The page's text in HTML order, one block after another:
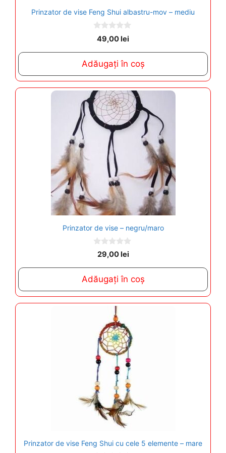
Prinzator de vise Feng Shui albastru-mov – mediu
o
o
5
49,00lei
Adăugați în coș
Prinzator de vise – negru/maro
o
5
29,00lei
Adăugați în coș
Prinzator de vise Feng Shui cu cele 5 elemente – mare